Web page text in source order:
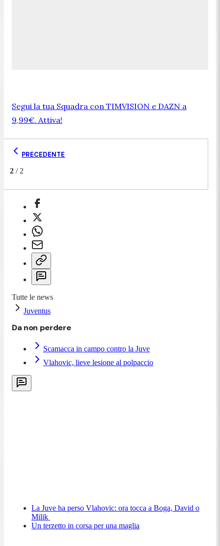
Segui la tua Squadra con TIMVISION e DAZN a
9,99€. Attiva!
PRECEDENTE
2 / 2
Tutte le news
Juventus
Da non perdere
Scamacca in campo contro la Juve
Vlahovic, lieve lesione al polpaccio
La Juve ha perso Vlahovic: ora tocca a Boga, David o
Milik
Un terzetto in corsa per una maglia